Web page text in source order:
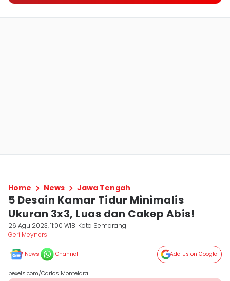
Home News Jawa Tengah
5 Desain Kamar Tidur Minimalis
Ukuran 3x3, Luas dan Cakep Abis!
26 Agu 2023, 11:00 WIB Kota Semarang
Geri Meyners
News Channel Add Us on Google
pexels.com/Carlos Montelara